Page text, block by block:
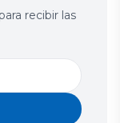
recibir las